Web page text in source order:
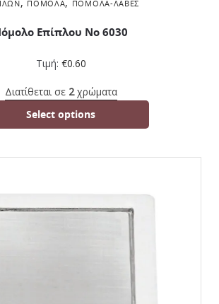
ΠΌΜΟΛΑ ΠΌΜΟΛΑ-ΛΑΒΈΣ
Επίπλου No 6030
Τιμή: €0.60
Διατίθεται σε 2χρώματα
Select options